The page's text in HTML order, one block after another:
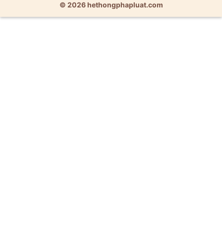
© 2026 hethongphapluat.com